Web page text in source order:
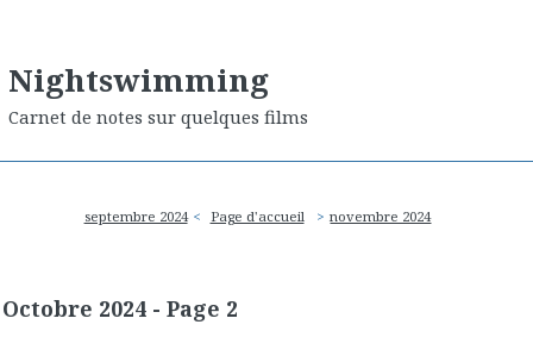
Nightswimming
Carnet de notes sur quelques films
septembre 2024 Page d'accueil novembre 2024
Octobre 2024 - Page 2